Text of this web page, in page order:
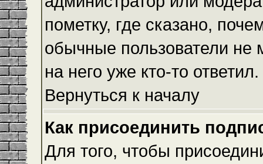
пометку, где сказано,
обычные пользователи не
на него уже кто-то ответил.
Вернуться к началу
Как присоединить
Для того, чтобы